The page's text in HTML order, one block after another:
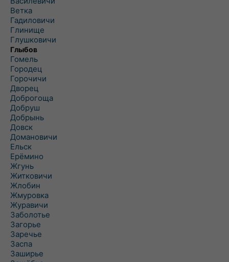
Ветка
Гадиловичи
Глинище
Глушковичи
Глыбов
Гомель
Городец
Горочичи
Дворец
Доброгоща
Добруш
Добрынь
Довск
Домановичи
Ельск
Ерёмино
Жгунь
Житковичи
Жлобин
Жмуровка
Журавичи
Заболотье
Загорье
Заречье
Заспа
Заширье